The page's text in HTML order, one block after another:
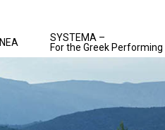
ΝΕΑ
SYSTEMA –
For the Greek